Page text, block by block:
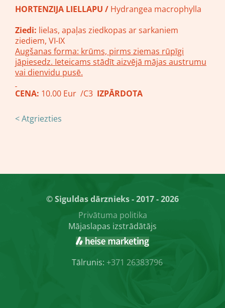
HORTENZIJA LIELLAPU / Hydrangea macrophylla
Ziedi: lielas, apaļas ziedkopas ar sarkaniem
ziediem, VI-IX
Augšanas forma: krūms, pirms ziemas rūpīgi
jāpiesedz. Ieteicams stādīt aizvējā mājas austrumu
vai dienvidu pusē.
CENA: 10.00 Eur /C3 IZPĀRDOTA
< Atgriezties
© Siguldas dārznieks - 2017 - 2026
Privātuma politika
Mājaslapas izstrādātājs
Tālrunis: +371 26383796